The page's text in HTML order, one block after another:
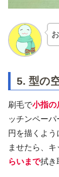
5. 型の
刷毛で小指の
ッチンペーパ
円を描くよ
ませたら、
らいまで拭き